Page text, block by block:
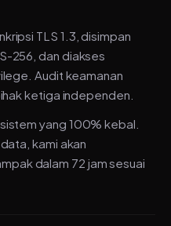
TLS 1.3, disimpan
256, dan diakses
Audit keamanan
ketiga independen.
yang 100% kebal.
kami akan
dalam 72 jam sesuai